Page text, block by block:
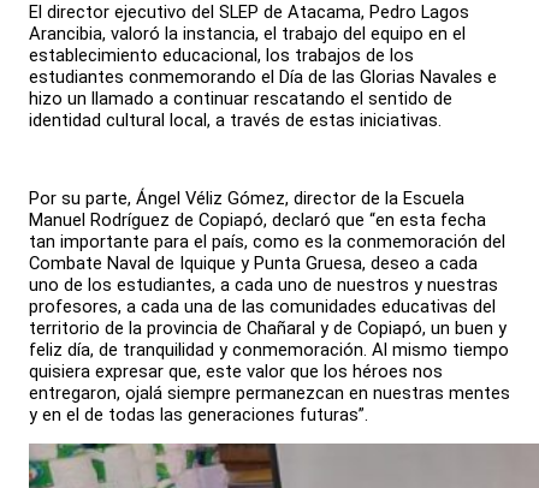
El director ejecutivo del SLEP de Atacama, Pedro Lagos
Arancibia, valoró la instancia, el trabajo del equipo en el
establecimiento educacional, los trabajos de los
estudiantes conmemorando el Día de las Glorias Navales e
hizo un llamado a continuar rescatando el sentido de
identidad cultural local, a través de estas iniciativas.
Por su parte, Ángel Véliz Gómez, director de la Escuela
Manuel Rodríguez de Copiapó, declaró que “en esta fecha
tan importante para el país, como es la conmemoración del
Combate Naval de Iquique y Punta Gruesa, deseo a cada
uno de los estudiantes, a cada uno de nuestros y nuestras
profesores, a cada una de las comunidades educativas del
territorio de la provincia de Chañaral y de Copiapó, un buen y
feliz día, de tranquilidad y conmemoración. Al mismo tiempo
quisiera expresar que, este valor que los héroes nos
entregaron, ojalá siempre permanezcan en nuestras mentes
y en el de todas las generaciones futuras”.